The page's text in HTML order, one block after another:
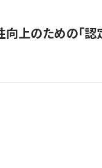
上のための「認